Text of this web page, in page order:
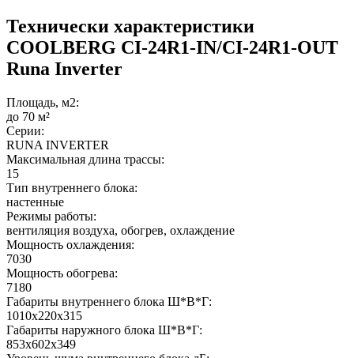
Технически характеристики
COOLBERG CI-24R1-IN/CI-24R1-OUT
Runa Inverter
Площадь, м2:
до 70 м²
Серии:
RUNA INVERTER
Максимальная длина трассы:
15
Тип внутреннего блока:
настенные
Режимы работы:
вентиляция воздуха, обогрев, охлаждение
Мощность охлаждения:
7030
Мощность обогрева:
7180
Габариты внутреннего блока Ш*В*Г:
1010x220x315
Габариты наружного блока Ш*В*Г:
853x602x349